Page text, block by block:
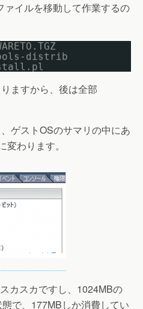
イルを移動して作業するの
distrib
ますから、後は全部
ゲストOSのサマリの中にあ
わります。
カスカですし、1024MBの
で、177MBしか消費してい